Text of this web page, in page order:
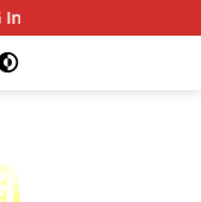
Jawab Satu per